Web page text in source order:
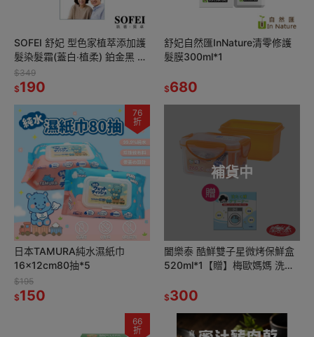
SOFEI 舒妃 型色家植萃添加護
髮染髮霜(蓋白‧植柔) 鉑金黑 自
然黑褐 夜空紫 自然栗 琥珀棕
$349
$190
舒妃自然匯InNature清零修護
髮膜300ml*1
$680
76
折
日本TAMURA純水濕紙巾
16x12cm80抽*5
$195
$150
補貨中
闔樂泰 酷鮮雙子星微烤保鮮盒
520ml*1【贈】梅歐媽媽 洗衣
$300
66
折